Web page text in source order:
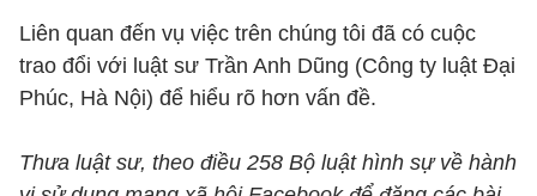
Liên quan đến vụ việc trên chúng tôi đã có cuộc
trao đổi với luật sư Trần Anh Dũng (Công ty luật Đại
Phúc, Hà Nội) để hiểu rõ hơn vấn đề.
Thưa luật sư, theo điều 258 Bộ luật hình sự về hành